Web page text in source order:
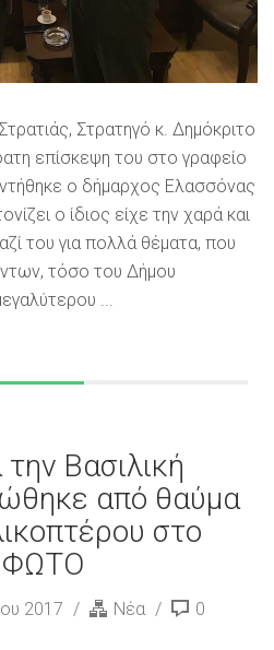
Στρατηγό κ. Δημόκριτο
επίσκεψη του στο γραφείο
ο δήμαρχος Ελασσόνας
ο ίδιος είχε την χαρά και
του για πολλά θέματα, που
τόσο του Δήμου
...
την Βασιλική
από θαύμα
στο
ΦΩΤΟ
2017 Νέα 0